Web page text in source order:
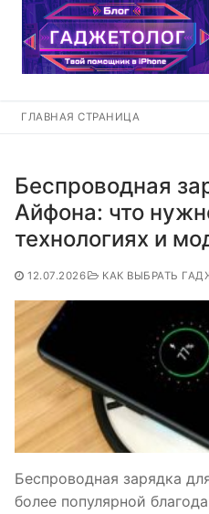
Перейти
содержимому
ГЛАВНАЯ СТРАНИЦА
Беспроводная
Айфона: что
технологиях и
12.07.2026 КАК ВЫБРАТЬ
Беспроводная зарядка
более популярной